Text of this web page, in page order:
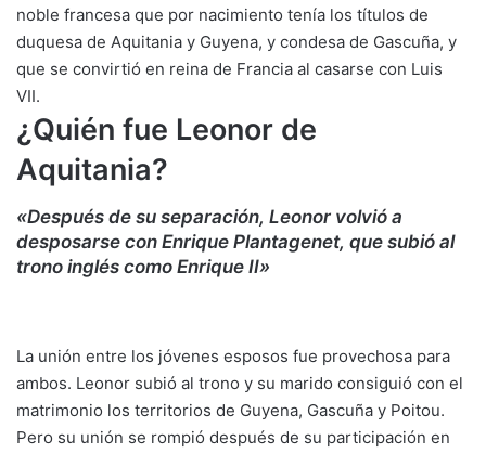
noble francesa que por nacimiento tenía los títulos de
duquesa de Aquitania y Guyena, y condesa de Gascuña, y
que se convirtió en reina de Francia al casarse con Luis
VII.
¿Quién fue Leonor de
Aquitania?
«Después de su separación, Leonor volvió a
desposarse con Enrique Plantagenet, que subió al
trono inglés como Enrique II»
La unión entre los jóvenes esposos fue provechosa para
ambos. Leonor subió al trono y su marido consiguió con el
matrimonio los territorios de Guyena, Gascuña y Poitou.
Pero su unión se rompió después de su participación en